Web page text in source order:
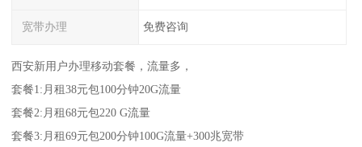
宽带办理 免费咨询
西安新用户办理移动套餐，流量多，
套餐1:月租38元包100分钟20G流量
套餐2:月租68元包220 G流量
套餐3:月租69元包200分钟100G流量+300兆宽带